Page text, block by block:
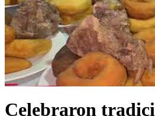
Celebraron